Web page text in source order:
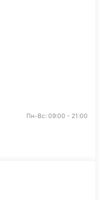
Пн-Вс: 09:00 - 21:00